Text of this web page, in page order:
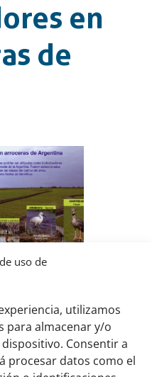
uso de
utilizamos
para almacenar y/o
Consentir a
procesar datos como el
en
de
en
405,11 KB)